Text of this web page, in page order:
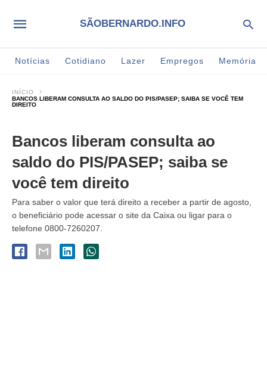
SÃOBERNARDO.INFO
Notícias Cotidiano Lazer Empregos Memória
INÍCIO
BANCOS LIBERAM CONSULTA AO SALDO DO PIS/PASEP; SAIBA SE VOCÊ TEM
DIREITO
Bancos liberam consulta ao
saldo do PIS/PASEP; saiba se
você tem direito
Para saber o valor que terá direito a receber a partir de agosto,
o beneficiário pode acessar o site da Caixa ou ligar para o
telefone 0800-7260207.